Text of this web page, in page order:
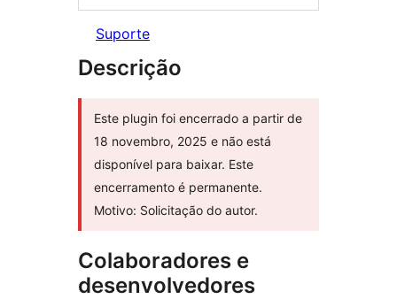
Suporte
Descrição
Este plugin foi encerrado a partir de
18 novembro, 2025 e não está
disponível para baixar. Este
encerramento é permanente.
Motivo: Solicitação do autor.
Colaboradores e
desenvolvedores